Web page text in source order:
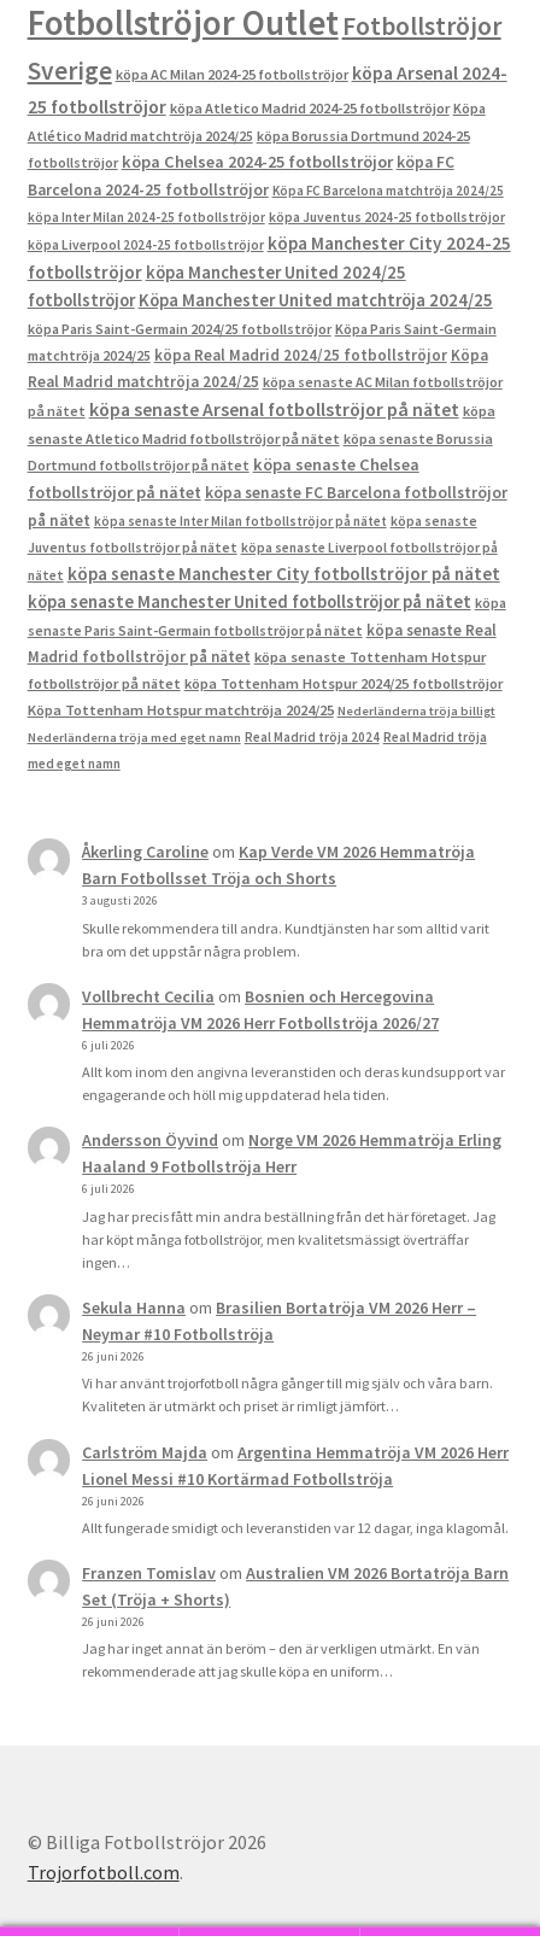
Fotbollströjor OutletFotbollströjor
Sverige köpa AC Milan 2024-25 fotbollströjor köpa Arsenal 2024-
25 fotbollströjor köpa Atletico Madrid 2024-25 fotbollströjor Köpa
Atlético Madrid matchtröja 2024/25 köpa Borussia Dortmund 2024-25
fotbollströjor köpa Chelsea 2024-25 fotbollströjor köpa FC
Barcelona 2024-25 fotbollströjor Köpa FC Barcelona matchtröja 2024/25
köpa Inter Milan 2024-25 fotbollströjor köpa Juventus 2024-25 fotbollströjor
köpa Liverpool 2024-25 fotbollströjor köpa Manchester City 2024-25
fotbollströjor köpa Manchester United 2024/25
fotbollströjor Köpa Manchester United matchtröja 2024/25
köpa Paris Saint-Germain 2024/25 fotbollströjor Köpa Paris Saint-Germain
matchtröja 2024/25 köpa Real Madrid 2024/25 fotbollströjor Köpa
Real Madrid matchtröja 2024/25 köpa senaste AC Milan fotbollströjor
på nätet köpa senaste Arsenal fotbollströjor på nätet köpa
senaste Atletico Madrid fotbollströjor på nätet köpa senaste Borussia
Dortmund fotbollströjor på nätet köpa senaste Chelsea
fotbollströjor på nätet köpa senaste FC Barcelona fotbollströjor
på nätet köpa senaste Inter Milan fotbollströjor på nätet köpa senaste
Juventus fotbollströjor på nätet köpa senaste Liverpool fotbollströjor på
nätet köpa senaste Manchester City fotbollströjor på nätet
köpa senaste Manchester United fotbollströjor på nätet köpa
senaste Paris Saint-Germain fotbollströjor på nätet köpa senaste Real
Madrid fotbollströjor på nätet köpa senaste Tottenham Hotspur
fotbollströjor på nätet köpa Tottenham Hotspur 2024/25 fotbollströjor
Köpa Tottenham Hotspur matchtröja 2024/25 Nederländerna tröja billigt
Nederländerna tröja med eget namn Real Madrid tröja 2024 Real Madrid tröja
med eget namn
Åkerling Carolineom Kap Verde VM 2026 Hemmatröja
Barn Fotbollsset Tröja och Shorts
3 augusti 2026
Skulle rekommendera till andra. Kundtjänsten har som alltid varit
bra om det uppstår några problem.
Vollbrecht Cecilia om Bosnien och Hercegovina
Hemmatröja VM 2026 Herr Fotbollströja 2026/27
6 juli 2026
Allt kom inom den angivna leveranstiden och deras kundsupport var
engagerande och höll mig uppdaterad hela tiden.
Andersson Öyvind om Norge VM 2026 Hemmatröja Erling
Haaland 9 Fotbollströja Herr
6 juli 2026
Jag har precis fått min andra beställning från det här företaget. Jag
har köpt många fotbollströjor, men kvalitetsmässigt överträffar
ingen…
Sekula Hanna om Brasilien Bortatröja VM 2026 Herr –
Neymar #10 Fotbollströja
26 juni 2026
Vi har använt trojorfotboll några gånger till mig själv och våra barn.
Kvaliteten är utmärkt och priset är rimligt jämfört…
Carlström Majda omArgentina Hemmatröja VM 2026 Herr
Lionel Messi #10 Kortärmad Fotbollströja
26 juni 2026
Allt fungerade smidigt och leveranstiden var 12 dagar, inga klagomål.
Franzen TomislavomAustralien VM 2026 Bortatröja Barn
Set (Tröja + Shorts)
26 juni 2026
Jag har inget annat än beröm – den är verkligen utmärkt. En vän
rekommenderade att jag skulle köpa en uniform…
© Billiga Fotbollströjor 2026
Trojorfotboll.com.